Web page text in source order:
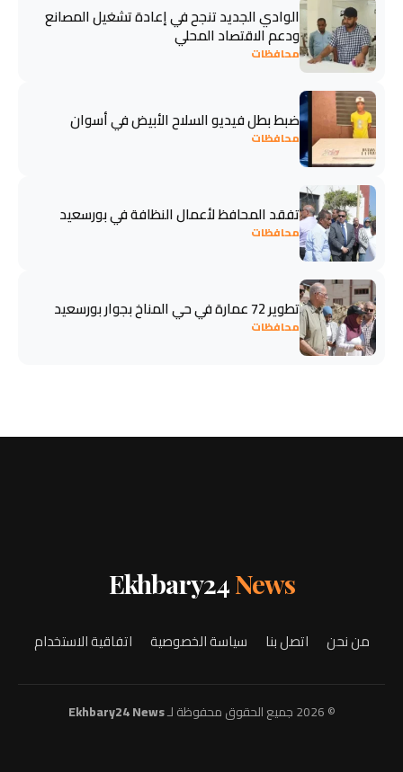
الوادي الجديد تنجح في إعادة تشغيل المصانع
ودعم الاقتصاد المحلي
محافظات
ضبط بطل فيديو السلاح الأبيض في أسوان
محافظات
تفقد المحافظ لأعمال النظافة في بورسعيد
محافظات
تطوير 72 عمارة في حي المناخ بجوار بورسعيد
محافظات
Ekhbary24News
من نحن اتصل بنا سياسة الخصوصية اتفاقية الاستخدام
© 2026 جميع الحقوق محفوظة لـ Ekhbary24 News